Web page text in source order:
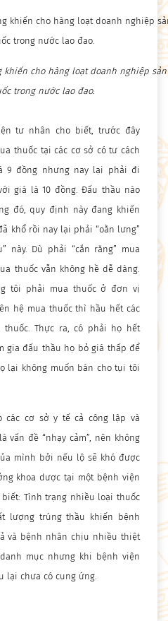
cho hàng loạt doanh nghiệp sản
trong nước lao đao.
tư nhân cho biết, trước đây
thuốc tại các cơ sở có tư cách
9 đồng nhưng nay lại phải đi
giá là 10 đồng. Đấu thầu nào
đó, quy định này đang khiến
khổ rồi nay lại phải “oằn lưng”
này. Dù phải “cắn răng” mua
thuốc vẫn không hề dễ dàng.
tôi phải mua thuốc ở đơn vị
hệ mua thuốc thì hầu hết các
Thực ra, có phải họ hết
gia đấu thầu họ bỏ giá thấp để
lại không muốn bán cho tụi tôi
các cơ sở y tế cả công lập và
vấn đề “nhạy cảm”, nên không
mình bởi nếu lộ sẽ khó được
khoa dược tại một bệnh viện
Tình trạng nhiều loại thuốc
lượng trúng thầu khiến bệnh
và bệnh nhân chịu nhiều thiệt
mục nhưng khi bệnh viện
lại chưa có cung ứng.